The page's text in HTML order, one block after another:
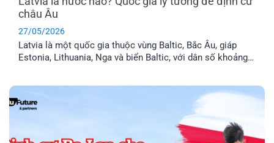
châu Âu
27/05/2026
Latvia là một quốc gia thuộc vùng Baltic, Bắc Âu, giáp
Estonia, Lithuania, Nga và biển Baltic, với dân số khoảng